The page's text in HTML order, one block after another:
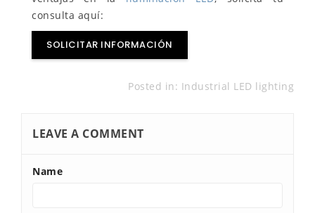
consulta aquí:
SOLICITAR INFORMACIÓN
Posted in: Industrial LED lighting
LEAVE A COMMENT
Name